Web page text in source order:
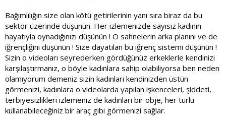
Bağımlılığın size olan kötü getirilerinin yanı sıra biraz da bu
sektör üzerinde düşünün. Her izlemenizde sayısız kadının
hayatıyla oynadığınızı düşünün ! O sahnelerin arka planını ve de
iğrençliğini düşünün ! Size dayatılan bu iğrenç sistemi düşünün !
Sizin o videoları seyrederken gördüğünüz erkeklerle kendinizi
karşılaştırmanız, o böyle kadınlara sahip olabiliyorsa ben neden
olamıyorum demeniz sizin kadınları kendinizden üstün
görmenizi, kadınlara o videolarda yapılan işkenceleri, şiddeti,
terbiyesizlikleri izlemeniz de kadınları bir obje, her türlü
kullanabileceğiniz bir araç gibi görmenizi sağlar.